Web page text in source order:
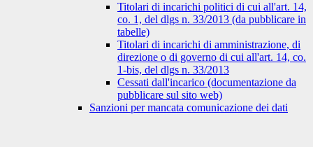
Titolari di incarichi politici di cui all'art. 14,
co. 1, del dlgs n. 33/2013 (da pubblicare in
tabelle)
Titolari di incarichi di amministrazione, di
direzione o di governo di cui all'art. 14, co.
1-bis, del dlgs n. 33/2013
Cessati dall'incarico (documentazione da
pubblicare sul sito web)
Sanzioni per mancata comunicazione dei dati